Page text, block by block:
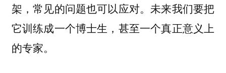
架，常见的问题也可以应对。未来我们要把
它训练成一个博士生，甚至一个真正意义上
的专家。